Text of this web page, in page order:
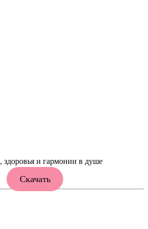
здоровья и гармонии в душе
Скачать